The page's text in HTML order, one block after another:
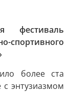
фестиваль
более ста
энтузиазмом